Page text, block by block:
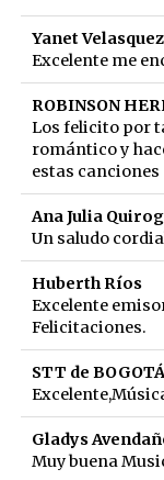
Yanet Velasquez
Excelente me
ROBINSON
Los felicito por
romántico y
estas canciones
Ana Julia
Un saludo
Huberth Ríos
Excelente
Felicitaciones.
STT de
Gladys
Muy buena